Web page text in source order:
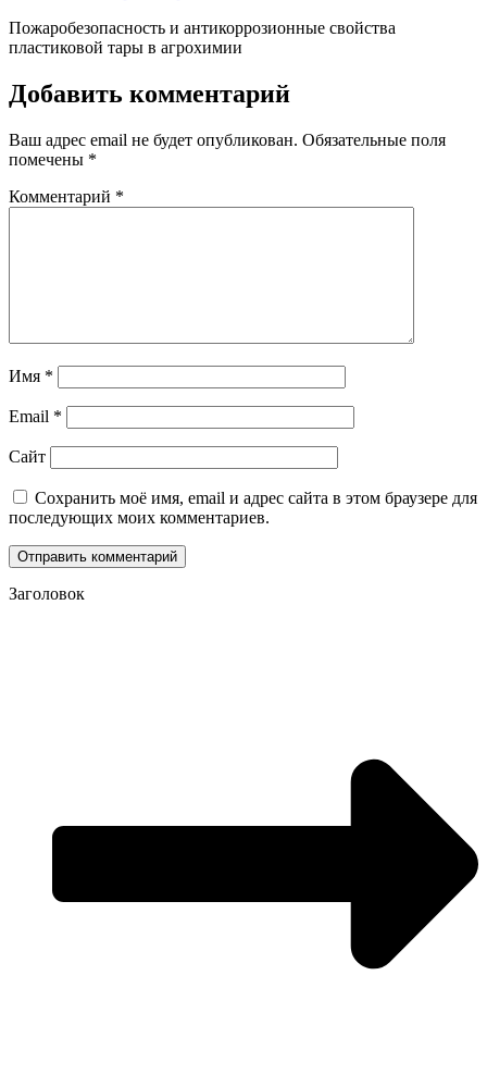
Пожаробезопасность и антикоррозионные свойства
пластиковой тары в агрохимии
Добавить комментарий
Ваш адрес email не будет опубликован. Обязательные поля
помечены *
Комментарий *
Имя *
Email *
Сайт
Сохранить моё имя, email и адрес сайта в этом браузере для
последующих моих комментариев.
Заголовок